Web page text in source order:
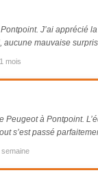
J’ai apprécié
aucune mauvaise
mois
Peugeot à Pontpoint.
s’est passé